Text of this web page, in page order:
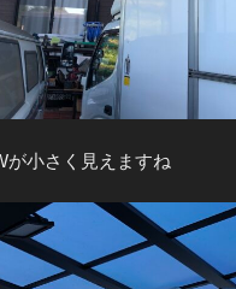
が小さく見えますね